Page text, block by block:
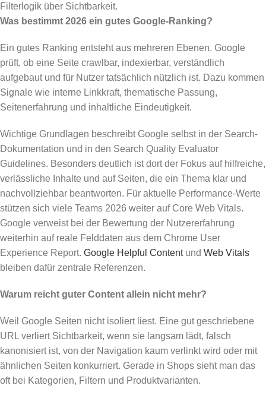
Filterlogik über Sichtbarkeit.
Was bestimmt 2026 ein gutes Google-Ranking?
Ein gutes Ranking entsteht aus mehreren Ebenen. Google
prüft, ob eine Seite crawlbar, indexierbar, verständlich
aufgebaut und für Nutzer tatsächlich nützlich ist. Dazu kommen
Signale wie interne Linkkraft, thematische Passung,
Seitenerfahrung und inhaltliche Eindeutigkeit.
Wichtige Grundlagen beschreibt Google selbst in der Search-
Dokumentation und in den Search Quality Evaluator
Guidelines. Besonders deutlich ist dort der Fokus auf hilfreiche,
verlässliche Inhalte und auf Seiten, die ein Thema klar und
nachvollziehbar beantworten. Für aktuelle Performance-Werte
stützen sich viele Teams 2026 weiter auf Core Web Vitals.
Google verweist bei der Bewertung der Nutzererfahrung
weiterhin auf reale Felddaten aus dem Chrome User
Experience Report. Google Helpful Contentund Web Vitals
bleiben dafür zentrale Referenzen.
Warum reicht guter Content allein nicht mehr?
Weil Google Seiten nicht isoliert liest. Eine gut geschriebene
URL verliert Sichtbarkeit, wenn sie langsam lädt, falsch
kanonisiert ist, von der Navigation kaum verlinkt wird oder mit
ähnlichen Seiten konkurriert. Gerade in Shops sieht man das
oft bei Kategorien, Filtern und Produktvarianten.